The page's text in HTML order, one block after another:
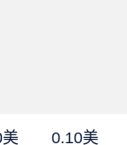
0.10美